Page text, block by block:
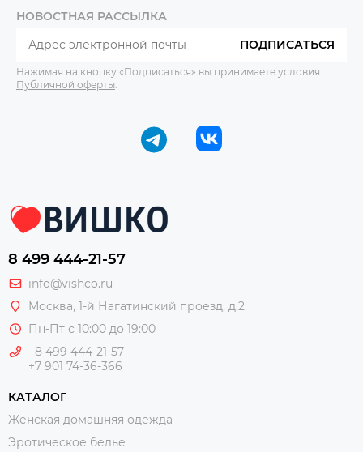
НОВОСТНАЯ РАССЫЛКА
ПОДПИСАТЬСЯ
Нажимая на кнопку «Подписаться» вы принимаете условия
Публичной оферты
8 499 444-21-57
info@vishco.ru
Москва, 1-й Нагатинский проезд, д.2
Пн-Пт с 10:00 до 19:00
8 499 444-21-57
+7 901 74-36-366
КАТАЛОГ
Женская домашняя одежда
Эротическое белье